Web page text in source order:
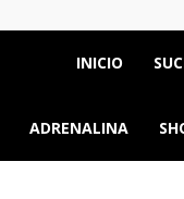
Once
Ríos
INICIO
ADRENALINA